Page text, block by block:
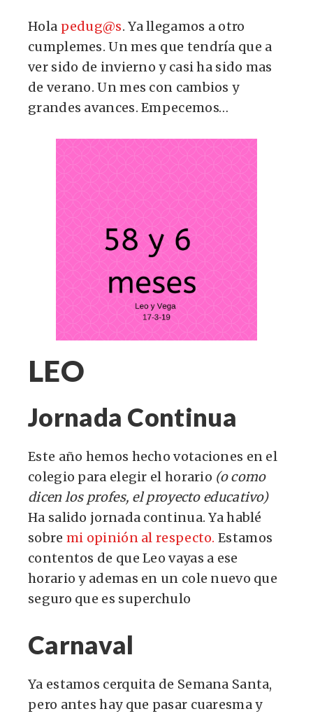
Hola pedug@s. Ya llegamos a otro
cumplemes. Un mes que tendría que a
ver sido de invierno y casi ha sido mas
de verano. Un mes con cambios y
grandes avances. Empecemos…
LEO
Jornada Continua
Este año hemos hecho votaciones en el
colegio para elegir el horario (o como
dicen los profes, el proyecto educativo)
Ha salido jornada continua. Ya hablé
sobre mi opinión al respecto.Estamos
contentos de que Leo vayas a ese
horario y ademas en un cole nuevo que
seguro que es superchulo
Carnaval
Ya estamos cerquita de Semana Santa,
pero antes hay que pasar cuaresma y